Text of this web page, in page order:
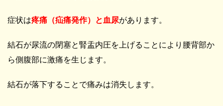
症状は疼痛（疝痛発作）と血尿があります。
結石が尿流の閉塞と腎盂内圧を上げることにより腰背部か
ら側腹部に激痛を生じます。
結石が落下することで痛みは消失します。